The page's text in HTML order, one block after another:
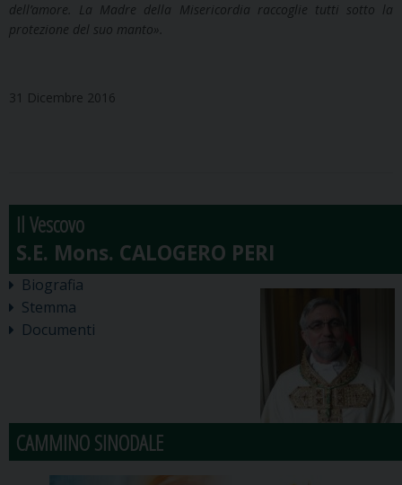
dell’amore. La Madre della Misericordia raccoglie tutti sotto la
protezione del suo manto».
31 Dicembre 2016
Il Vescovo
Biografia
Stemma
Documenti
CAMMINO SINODALE